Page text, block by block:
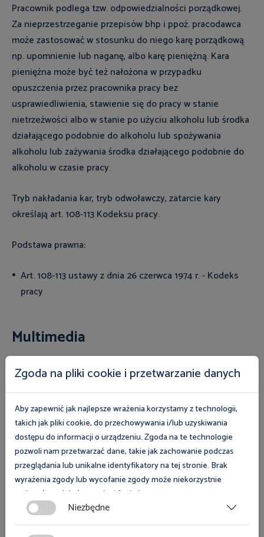
Pracownik podlega tzw. odpowiedzialności porządkowej.
Za nieprzestrzeganie przepisów bhp i ppoż. pracodawca
może zastosować w stosunku do niego karę porządkową
np. upomnienie lub naganę, albo karę pieniężną. Kara
pieniężna może być też nałożona w przypadku
opuszczenia przez pracownika pracy bez
usprawiedliwienia, stawienie się do pracy w stanie
nietrzeźwości albo w stanie po użyciu alkoholu lub środka
działającego podobnie do alkoholu lub spożywania
alkoholu lub zażywania środka działającego podobnie do
alkoholu w czasie pracy.
Tryb nakładania kar, tryb odwoławczy, zatarcie kary
określają art. 108-113 Kodeksu pracy.
Podstawa prawna:
Art. 108-113 ustawy z dnia 26 czerwca 1974 r. - Kodeks
pracy
Multimedia
Odpowiedzialność porządkowa pracowników
Zgoda na pliki cookie i przetwarzanie danych
Aby zapewnić jak najlepsze wrażenia korzystamy z technologii,
takich jak pliki cookie, do przechowywania i/lub uzyskiwania
dostępu do informacji o urządzeniu. Zgoda na te technologie
pozwoli nam przetwarzać dane, takie jak zachowanie podczas
przeglądania lub unikalne identyfikatory na tej stronie. Brak
wyrażenia zgody lub wycofanie zgody może niekorzystnie
wpłynąć na niektóre cechy i funkcje.
Zgoda na pliki cookies jest dobrowolna i można ją wycofać lub
Niezbędne